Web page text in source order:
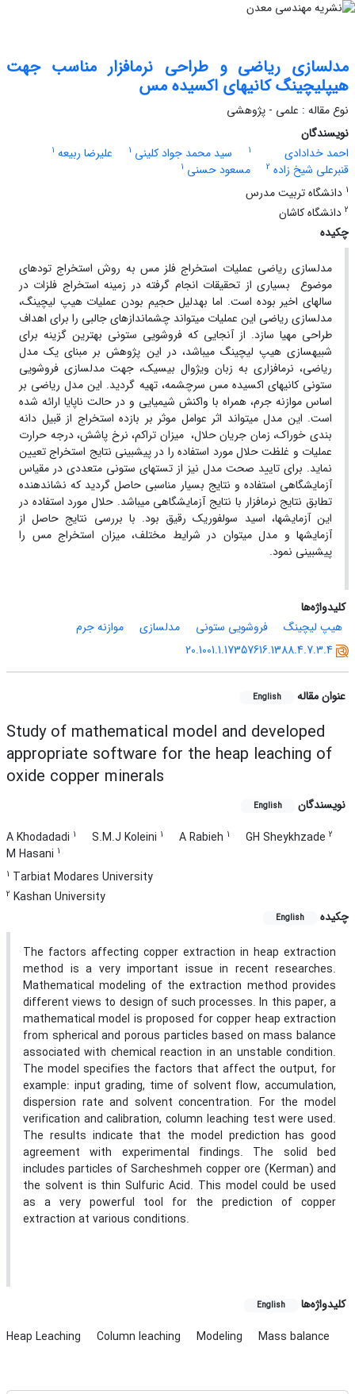
مدل‏سازی ریاضی و طراحی نرم‏افزار مناسب جهت
هیپ‏لیچینگ کانی‏های اکسیده مس
نوع مقاله : علمی - پژوهشی
نویسندگان
احمد خدادادی
1 سید محمد جواد کلینی 1 علیرضا ربیعه 1
قنبرعلی شیخ زاده 2 مسعود حسنی 1
1 دانشگاه تربیت مدرس
2 دانشگاه کاشان
چکیده
مدل‏سازی ریاضی عملیات استخراج فلز مس به روش استخراج توده‏ای
موضوع بسیاری از تحقیقات انجام گرفته در زمینه استخراج فلزات در
سال‏های اخیر بوده است. اما به‏دلیل حجیم بودن عملیات هیپ لیچینگ،
مدل‏سازی ریاضی این عملیات می‏تواند چشم‏اندازهای جالبی را برای اهداف
طراحی مهیا سازد. از آنجایی که فروشویی ستونی بهترین گزینه برای
شبیه‏سازی هیپ لیچینگ می‏باشد، در این پژوهش بر مبنای یک مدل
ریاضی، نرم‏افزاری به زبان ویژوال بیسیک، جهت مدل‏سازی فروشویی
ستونی کانی‏های اکسیده مس سرچشمه، تهیه گردید. این مدل ریاضی بر
اساس موازنه جرم، همراه با واکنش شیمیایی و در حالت ناپایا ارائه شده
است. این مدل می‏تواند اثر عوامل موثر بر بازده استخراج از قبیل دانه
بندی خوراک، زمان جریان حلال، میزان تراکم، نرخ پاشش، درجه حرارت
عملیات و غلظت حلال مورد استفاده را در پیش‏بینی نتایج استخراج تعیین
نماید. برای تایید صحت مدل نیز از تست‏های ستونی متعددی در مقیاس
آزمایشگاهی استفاده و نتایج بسیا‏ر مناسبی حاصل گردید که نشان‏دهنده
تطابق نتایج نرم‏افزار با نتایج آزمایشگاهی می‏باشد. حلال مورد استفاده در
این آزمایش‏ها، اسید سولفوریک رقیق بود. با بررسی نتایج حاصل از
آزمایش‏ها و مدل می‏توان در شرایط مختلف، میزان استخراج مس را
پیش‏بینی نمود.
کلیدواژه‌ها
هیپ لیچینگ
فروشویی ستونی مدل‏سازی
موازنه جرم
20.1001.1.17357616.1388.4.7.3.4
عنوان مقاله English
Study of mathematical model and developed
appropriate software for the heap leaching of
oxide copper minerals
نویسندگان English
A Khodadadi 1 S.M.J Koleini 1 A Rabieh 1 GH Sheykhzade 2
M Hasani 1
1 Tarbiat Modares University
2 Kashan University
چکیده
English
The factors affecting copper extraction in heap extraction
method is a very important issue in recent researches.
Mathematical modeling of the extraction method provides
different views to design of such processes. In this paper, a
mathematical model is proposed for copper heap extraction
from spherical and porous particles based on mass balance
associated with chemical reaction in an unstable condition.
The model specifies the factors that affect the output, for
example: input grading, time of solvent flow, accumulation,
dispersion rate and solvent concentration. For the model
verification and calibration, column leaching test were used.
The results indicate that the model prediction has good
agreement with experimental findings. The solid bed
includes particles of Sarcheshmeh copper ore (Kerman) and
the solvent is thin Sulfuric Acid. This model could be used
as a very powerful tool for the prediction of copper
extraction at various conditions.
کلیدواژه‌ها English
Heap Leaching Column leaching Modeling Mass balance